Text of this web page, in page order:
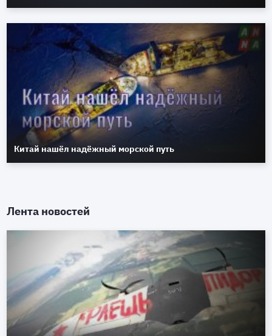
Китай нашёл надёжный морской путь
Лента новостей